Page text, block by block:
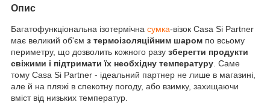
Опис
Багатофункціональна ізотермічна сумка-візок Casa Si Partner
має великий об'єм з термоізоляційним шаром по всьому
периметру, що дозволить кожного разу зберегти продукти
свіжими і підтримати їх необхідну температуру . Саме
тому Casa Si Partner - ідеальний партнер не лише в магазині,
але й на пляжі в спекотну погоду, або взимку, захищаючи
вміст від низьких температур.